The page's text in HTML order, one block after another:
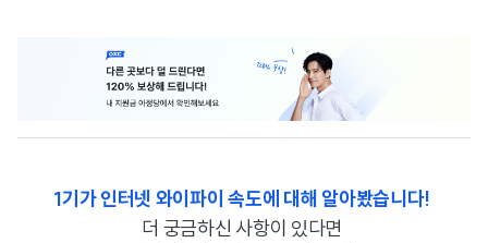
1기가 인터넷 와이파이 속도에 대해 알아봤습니다!
더 궁금하신 사항이 있다면